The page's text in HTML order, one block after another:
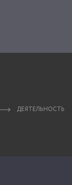
ДЕЯТЕЛЬНОСТЬ